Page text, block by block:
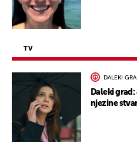
TV
DALEKI
Daleki grad:
njezine